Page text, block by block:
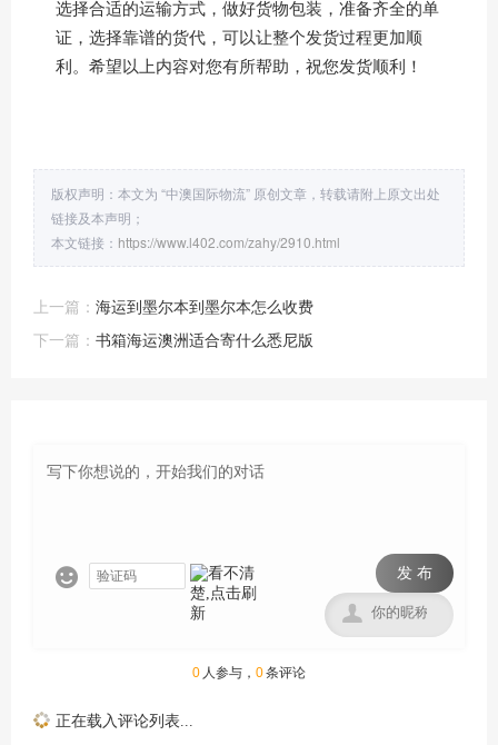
选择合适的运输方式，做好货物包装，准备齐全的单
证，选择靠谱的货代，可以让整个发货过程更加顺
利。希望以上内容对您有所帮助，祝您发货顺利！
版权声明：本文为 “中澳国际物流” 原创文章，转载请附上原文出处
链接及本声明；
本文链接： https://www.l402.com/zahy/2910.html
上一篇： 海运到墨尔本到墨尔本怎么收费
下一篇： 书箱海运澳洲适合寄什么悉尼版
 发 布

0 人参与， 0条评论
正在载入评论列表...